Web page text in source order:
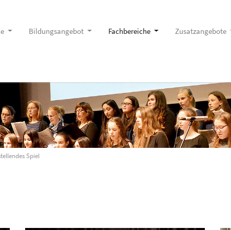
Bildungsangebot Fachbereiche Zusatzangebote
Spiel